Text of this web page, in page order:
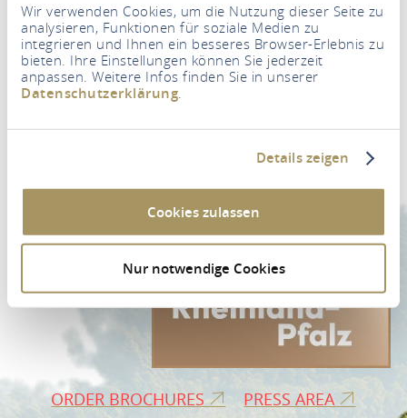
Wir verwenden Cookies, um die Nutzung dieser Seite zu
analysieren, Funktionen für soziale Medien zu
integrieren und Ihnen ein besseres Browser-Erlebnis zu
bieten. Ihre Einstellungen können Sie jederzeit
anpassen. Weitere Infos finden Sie in unserer
Datenschutzerklärung
Details zeigen
Cookies zulassen
Nur notwendige Cookies
Newsletter
ORDER BROCHURES PRESS AREA